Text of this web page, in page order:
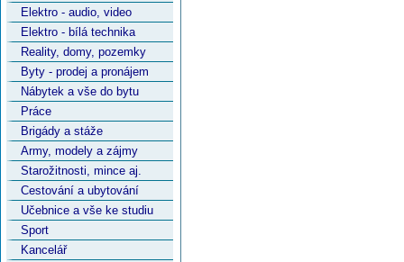
Elektro - audio, video
Elektro - bílá technika
Reality, domy, pozemky
Byty - prodej a pronájem
Nábytek a vše do bytu
Práce
Brigády a stáže
Army, modely a zájmy
Starožitnosti, mince aj.
Cestování a ubytování
Učebnice a vše ke studiu
Sport
Kancelář